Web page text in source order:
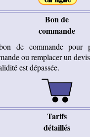
Bon de
commande
de commande pour
ou remplacer un
est dépassée.
Tarifs
détaillés